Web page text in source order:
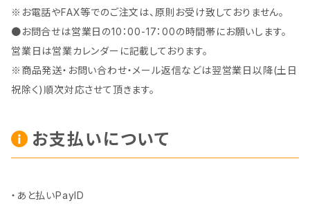
※お電話やFAX等でのご注文は、原則お受け致しておりません。
●お問合せは営業日の10：00-17：00の時間帯にお願いします。
営業日は営業カレンダーに記載しております。
※商品発送・お問い合わせ・メール返信などは翌営業日以降(土日
祝除く)順次対応させて頂きます。
お支払いについて
・あと払いPayID